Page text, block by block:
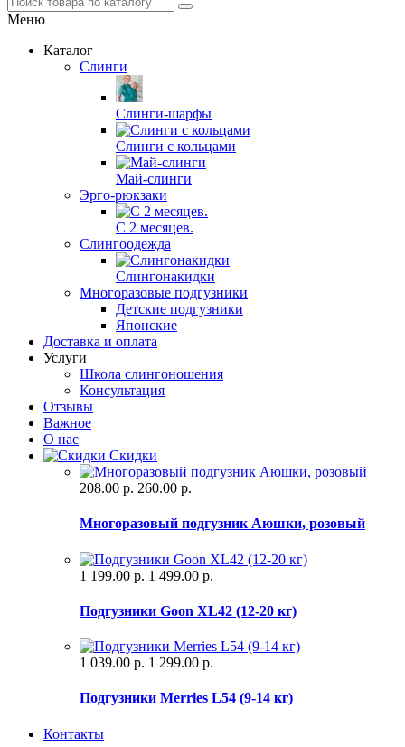
Меню
Каталог
Слинги
Слинги-шарфы
Слинги с кольцами
Май-слинги
Эрго-рюкзаки
С 2 месяцев.
Слингоодежда
Слингонакидки
Многоразовые подгузники
Детские подгузники
Японские
Доставка и оплата
Услуги
Школа слингоношения
Консультация
Отзывы
Важное
О нас
Скидки
208.00 р. 260.00 р.
Многоразовый подгузник Аюшки, розовый
1 199.00 р. 1 499.00 р.
Подгузники Goon XL42 (12-20 кг)
1 039.00 р. 1 299.00 р.
Подгузники Merries L54 (9-14 кг)
Контакты